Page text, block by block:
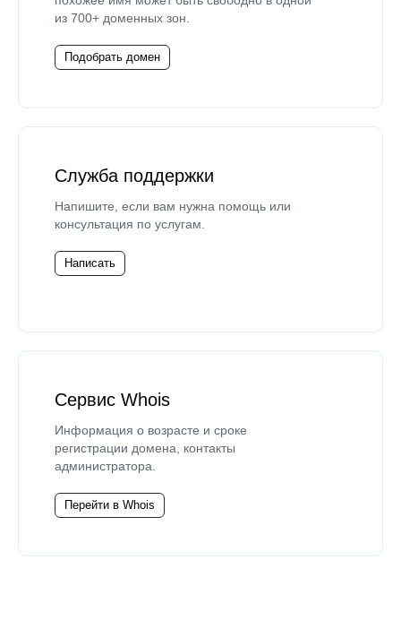
из 700+ доменных зон.
Подобрать домен
Служба поддержки
Напишите, если вам нужна помощь или
консультация по услугам.
Написать
Сервис Whois
Информация о возрасте и сроке
регистрации домена, контакты
администратора.
Перейти в Whois